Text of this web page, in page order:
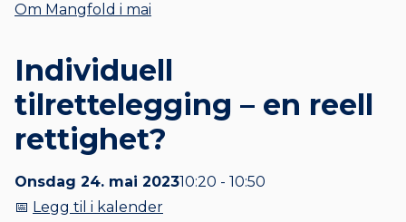
Om Mangfold i mai
Individuell
tilrettelegging – en reell
rettighet?
Onsdag 24. mai 202310:20 - 10:50
📅 Legg til i kalender